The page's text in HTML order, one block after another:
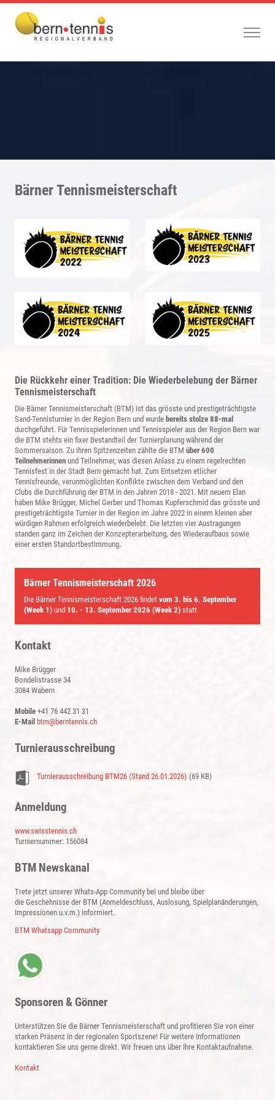
Bärner Tennismeisterschaft
Die Rückkehr einer Tradition: Die Wiederbelebung der Bärner
Tennismeisterschaft
Die Bärner Tennismeisterschaft (BTM) ist das grösste und prestigeträchtigste
Sand-Tennisturnier in der Region Bern und wurde bereits stolze 88-mal
durchgeführt. Für Tennisspielerinnen und Tennisspieler aus der Region Bern war
die BTM stehts ein fixer Bestandteil der Turnierplanung während der
Sommersaison. Zu ihren Spitzenzeiten zählte die BTM über 600
Teilnehmerinnen und Teilnehmer, was diesen Anlass zu einem regelrechten
Tennisfest in der Stadt Bern gemacht hat. Zum Entsetzen etlicher
Tennisfreunde, verunmöglichten Konflikte zwischen dem Verband und den
Clubs die Durchführung der BTM in den Jahren 2018 - 2021. Mit neuem Elan
haben Mike Brügger, Michel Gerber und Thomas Kupferschmid das grösste und
prestigeträchtigste Turnier in der Region im Jahre 2022 in einem kleinen aber
würdigen Rahmen erfolgreich wiederbelebt. Die letzten vier Austragungen
standen ganz im Zeichen der Konzepterarbeitung, des Wiederaufbaus sowie
einer ersten Standortbestimmung.
Bärner Tennismeisterschaft 2026
Die Bärner Tennismeisterschaft 2026 findet vom 3. bis 6. September
(Week 1) und 10. - 13. September 2026 (Week 2) statt.
Kontakt
Mike Brügger
Bondelistrasse 34
3084 Wabern
Mobile +41 76 442 31 31
E-Mail btm berntennis.ch
Turnierausschreibung
Turnierausschreibung BTM26 (Stand 26.01.2026) (69 KB)
Anmeldung
www.swisstennis.ch
Turniernummer: 156084
BTM Newskanal
Trete jetzt unserer Whats-App Community bei und bleibe über
die Geschehnisse der BTM (Anmeldeschluss, Auslosung, Spielplanänderungen,
Impressionen u.v.m.) informiert.
BTM Whatsapp Community
Sponsoren & Gönner
Unterstützen Sie die Bärner Tennismeisterschaft und profitieren Sie von einer
starken Präsenz in der regionalen Sportszene! Für weitere Informationen
kontaktieren Sie uns gerne direkt. Wir freuen uns über Ihre Kontaktaufnahme.
Kontakt